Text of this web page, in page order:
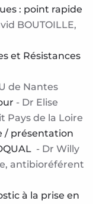
: point rapide
BOUTOILLE,
et Résistances
de Nantes
- Dr Elise
Pays de la Loire
/ présentation
- Dr Willy
antibioréférent
à la prise en